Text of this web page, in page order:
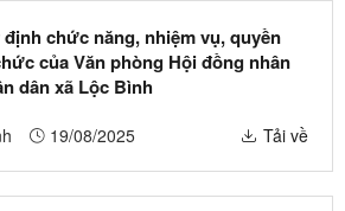
chức năng, nhiệm vụ, quyền
của Văn phòng Hội đồng nhân
dân xã Lộc Bình
19/08/2025 Tải về